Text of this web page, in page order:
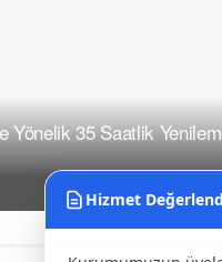
Yönelik 35 Saatlik
Hizmet